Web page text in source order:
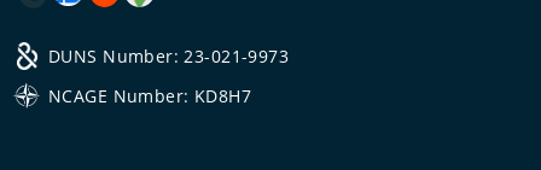
DUNS Number: 23-021-9973
NCAGE Number: KD8H7